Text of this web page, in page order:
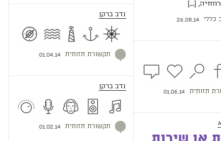
[…]
כללי 26.08.14
חזותית 01.06.14
נדב ברקן
תקשורת חזותית 01.04.14
נדב ברקן
תקשורת חזותית 01.02.14